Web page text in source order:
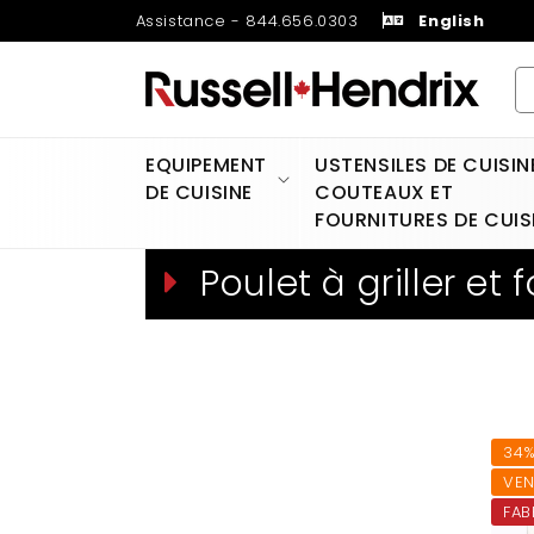
au
Assistance - 844.656.0303 English
EQUIPEMENT
DE CUISINE
USTENSILES DE
COUTEAUX ET
FOURNITURES DE
C
o
Poulet à griller et